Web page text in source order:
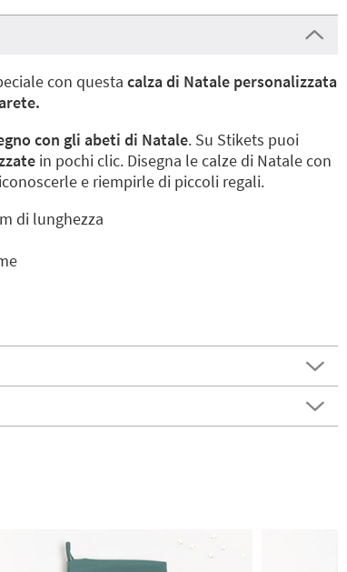
con questa calza di Natale personalizzata
con gli abeti di Natale. Su Stikets puoi
in pochi clic. Disegna le calze di Natale con
e riempirle di piccoli regali.
di lunghezza